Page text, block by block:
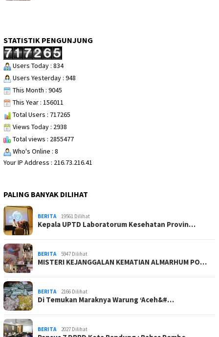
STATISTIK PENGUNJUNG
Users Today : 834
Users Yesterday : 948
This Month : 9045
This Year : 156011
Total Users : 717265
Views Today : 2938
Total views : 2855477
Who's Online : 8
Your IP Address : 216.73.216.41
PALING BANYAK DILIHAT
BERITA 19561 Dilihat
Kepala UPTD Laboratorum Kesehatan Provin…
BERITA 5947 Dilihat
MISTERI KEJANGGALAN KEMATIAN ALMARHUM PO…
BERITA 2166 Dilihat
Di Temukan Maraknya Warung ‘Aceh&#…
BERITA 2027 Dilihat